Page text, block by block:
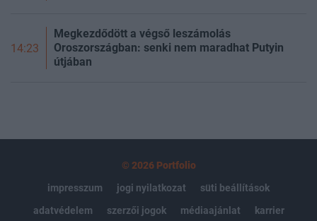
14:23
Megkezdődött a végső leszámolás
Oroszországban: senki nem maradhat Putyin
útjában
© 2026 Portfolio
impresszum
jogi nyilatkozat
süti beállítások
adatvédelem
szerzői jogok médiaajánlat karrier